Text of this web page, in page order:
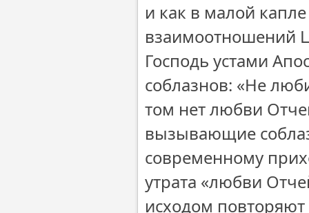
и как в малой
взаимоотношений
Господь устами
соблазнов: «Не
том нет любви
вызывающие
современному
утрата «любви
исходом повторяют